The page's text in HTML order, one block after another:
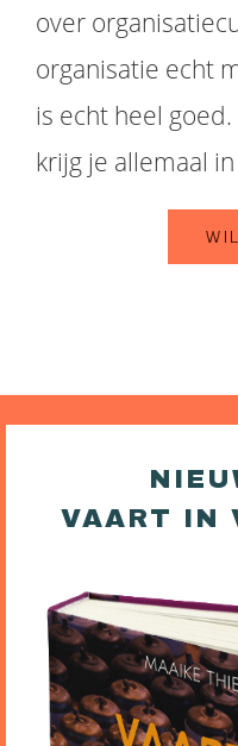
over
organisatie echt
is echt heel
krijg je allemaal
VAART IN